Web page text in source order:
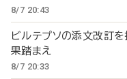
8/7 20:43
ビルテプソの添文改
果踏まえ
8/7 20:33